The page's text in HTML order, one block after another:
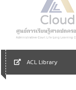
ACL Library